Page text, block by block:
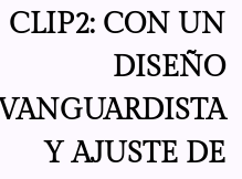
CLIP2: CON UN
DISEÑO
Y AJUSTE DE